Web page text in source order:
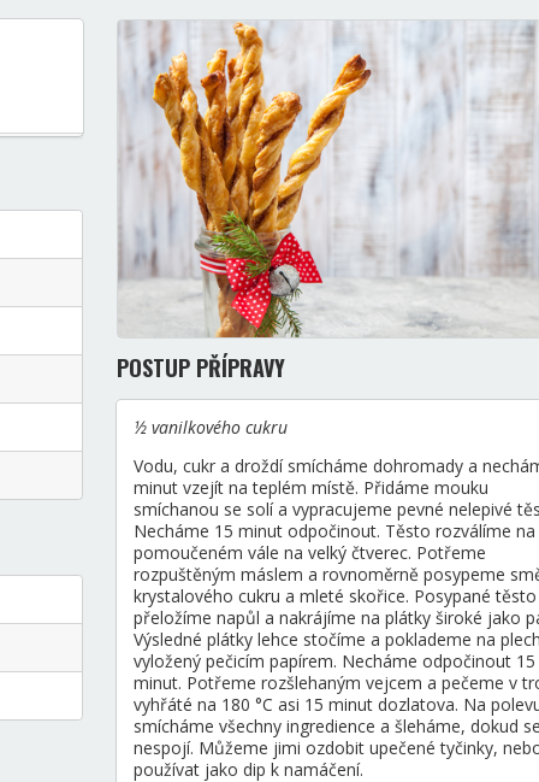
POSTUP PŘÍPRAVY
½ vanilkového cukru
Vodu, cukr a droždí smícháme dohromady a
minut vzejít na teplém místě. Přidáme mouku
smíchanou se solí a vypracujeme pevné nelepivé
Necháme 15 minut odpočinout. Těsto rozválíme na
pomoučeném vále na velký čtverec. Potřeme
rozpuštěným máslem a rovnoměrně posypeme
krystalového cukru a mleté skořice. Posypané těsto
přeložíme napůl a nakrájíme na plátky široké jako
Výsledné plátky lehce stočíme a poklademe na
vyložený pečicím papírem. Necháme odpočinout 15
minut. Potřeme rozšlehaným vejcem a pečeme v
vyhřáté na 180 °C asi 15 minut dozlatova. Na
smícháme všechny ingredience a šleháme, dokud
nespojí. Můžeme jimi ozdobit upečené tyčinky,
používat jako dip k namáčení.